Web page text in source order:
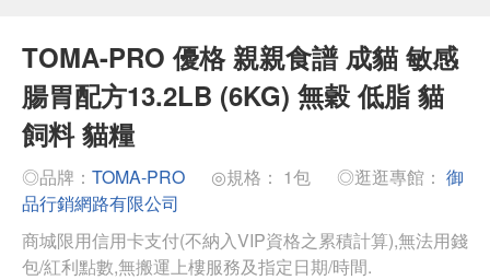
TOMA-PRO 優格 親親食譜 成貓 敏感
腸胃配方13.2LB (6KG) 無穀 低脂 貓
飼料 貓糧
◎品牌： TOMA-PRO ◎規格： 1包 ◎逛逛專館： 御
品行銷網路有限公司
商城限用信用卡支付(不納入VIP資格之累積計算),無法用錢
包/紅利點數,無搬運上樓服務及指定日期/時間.